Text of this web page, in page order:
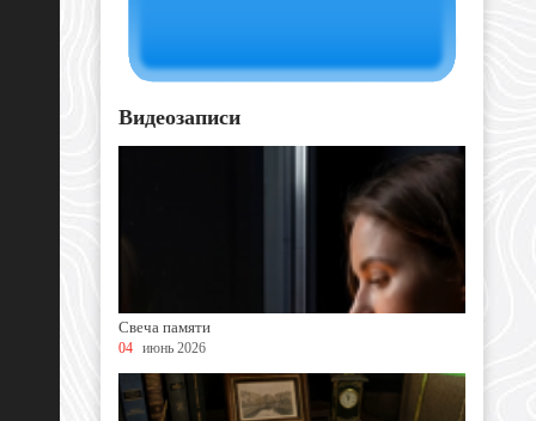
Видеозаписи
Свеча памяти
04 июнь 2026